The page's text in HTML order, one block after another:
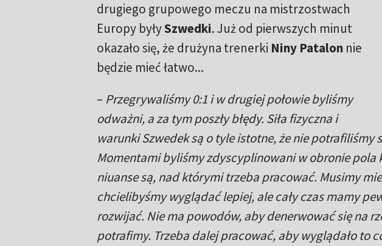
drugiego grupowego meczu na mistrzostwach
Europy byłySzwedki. Już od pierwszych minut
okazało się, że drużyna trenerki Niny Patalonnie
będzie mieć łatwo...
– Przegrywaliśmy 0:1 i w drugiej połowie byliśmy
odważni, a za tym poszły błędy. Siła fizyczna i
warunki Szwedek są o tyle istotne, że nie
Momentami byliśmy zdyscyplinowani w obronie pola
niuanse są, nad którymi trzeba pracować. Musimy
chcielibyśmy wyglądać lepiej, ale cały czas mamy
rozwijać. Nie ma powodów, aby denerwować się na
potrafimy. Trzeba dalej pracować, aby wyglądało to